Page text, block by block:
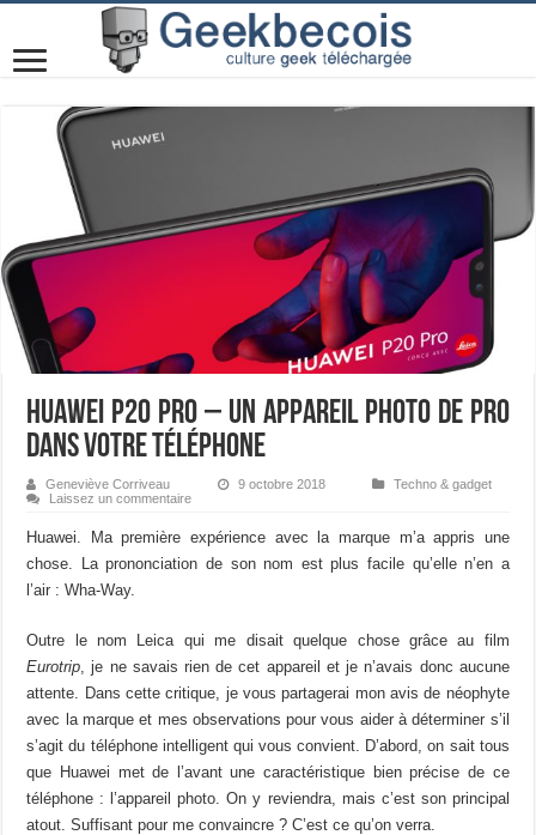
HUAWEI P20 Pro – Un appareil photo de pro
dans votre téléphone
Geneviève Corriveau 9 octobre 2018
Techno & gadget
Laissez un commentaire
Huawei. Ma première expérience avec la marque m’a appris une
chose. La prononciation de son nom est plus facile qu’elle n’en a
l’air : Wha-Way.
Outre le nom Leica qui me disait quelque chose grâce au film
Eurotrip , je ne savais rien de cet appareil et je n’avais donc aucune
attente. Dans cette critique, je vous partagerai mon avis de néophyte
avec la marque et mes observations pour vous aider à déterminer s’il
s’agit du téléphone intelligent qui vous convient. D’abord, on sait tous
que Huawei met de l’avant une caractéristique bien précise de ce
téléphone : l’appareil photo. On y reviendra, mais c’est son principal
atout. Suffisant pour me convaincre ? C’est ce qu’on verra.